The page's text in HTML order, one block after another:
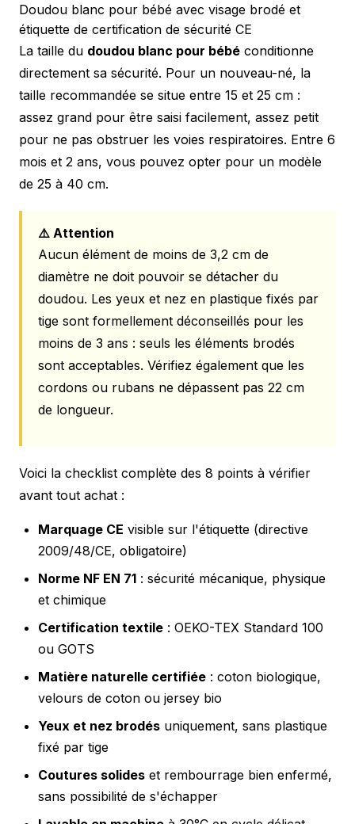
Doudou blanc pour bébé avec visage brodé et
étiquette de certification de sécurité CE
La taille du doudou blanc pour bébé conditionne
directement sa sécurité. Pour un nouveau-né, la
taille recommandée se situe entre 15 et 25 cm :
assez grand pour être saisi facilement, assez petit
pour ne pas obstruer les voies respiratoires. Entre 6
mois et 2 ans, vous pouvez opter pour un modèle
de 25 à 40 cm.
⚠️ Attention
Aucun élément de moins de 3,2 cm de
diamètre ne doit pouvoir se détacher du
doudou. Les yeux et nez en plastique fixés par
tige sont formellement déconseillés pour les
moins de 3 ans : seuls les éléments brodés
sont acceptables. Vérifiez également que les
cordons ou rubans ne dépassent pas 22 cm
de longueur.
Voici la checklist complète des 8 points à vérifier
avant tout achat :
Marquage CE visible sur l'étiquette (directive
2009/48/CE, obligatoire)
Norme NF EN 71 : sécurité mécanique, physique
et chimique
Certification textile : OEKO-TEX Standard 100
ou GOTS
Matière naturelle certifiée : coton biologique,
velours de coton ou jersey bio
Yeux et nez brodés uniquement, sans plastique
fixé par tige
Coutures solides et rembourrage bien enfermé,
sans possibilité de s'échapper